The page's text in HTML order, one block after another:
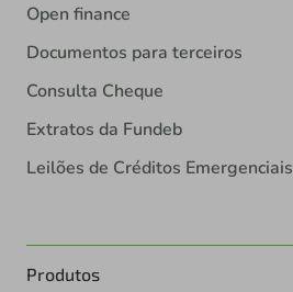
Open finance
Documentos para terceiros
Consulta Cheque
Extratos da Fundeb
Leilões de Créditos Emergenciais
Produtos